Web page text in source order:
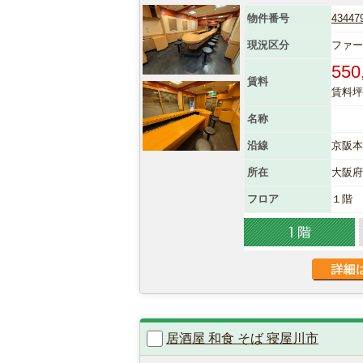
物件番号
現況区分 ファ
賃料
賃料
名称
沿線 京阪
所在 大阪
フロア １階
居酒屋 和食 そば 寝屋川市